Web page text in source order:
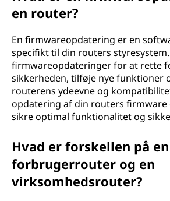
en router?
En firmwareopdatering er en
specifikt til din routers
firmwareopdateringer for at rette
sikkerheden, tilføje nye funktioner
routerens ydeevne og
opdatering af din routers
sikre optimal funktionalitet og
Hvad er forskellen på en
forbrugerrouter og en
virksomhedsrouter?